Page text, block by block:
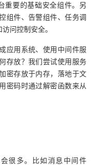
重要的基础安全组件。另
组件、告警组件、任务调
问控制安全。
应用系统、使用中间件服
存放？我们尝试使用服务
密存放于内存，落地于文
密码时通过解密函数来从
很多。比如消息中间件